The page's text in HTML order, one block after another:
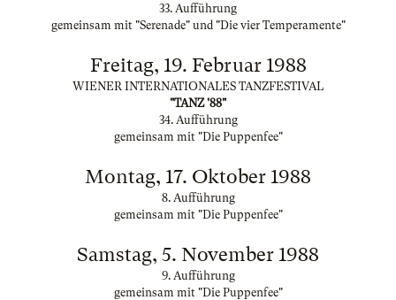
33. Aufführung
gemeinsam mit "Serenade" und "Die vier Temperamente"
Freitag, 19. Februar 1988
WIENER INTERNATIONALES TANZFESTIVAL
"TANZ '88"
34. Aufführung
gemeinsam mit "Die Puppenfee"
Montag, 17. Oktober 1988
8. Aufführung
gemeinsam mit "Die Puppenfee"
Samstag, 5. November 1988
9. Aufführung
gemeinsam mit "Die Puppenfee"